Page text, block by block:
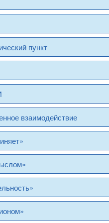
пункт
взаимодействие